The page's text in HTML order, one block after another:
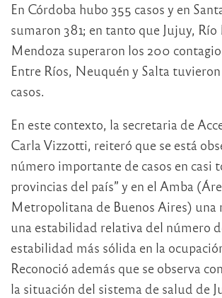
En Córdoba hubo 355 casos y en
sumaron 381; en tanto que Jujuy, Río
Mendoza superaron los 200
Entre Ríos, Neuquén y Salta
casos.
En este contexto, la secretaria de
Carla Vizzotti, reiteró que se está
número importante de casos en casi
provincias del país” y en el Amba
Metropolitana de Buenos Aires) una
una estabilidad relativa del número
estabilidad más sólida en la
Reconoció además que se observa
la situación del sistema de salud de